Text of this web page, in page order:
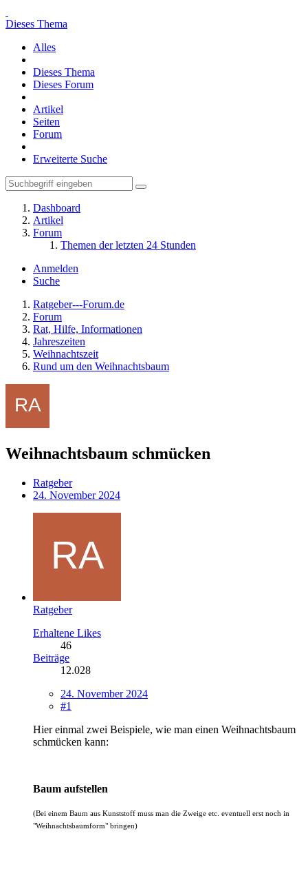
Dieses Thema
Alles
Dieses Thema
Dieses Forum
Artikel
Seiten
Forum
Erweiterte Suche
Dashboard
Artikel
Forum
Themen der letzten 24 Stunden
Anmelden
Suche
Ratgeber---Forum.de
Forum
Rat, Hilfe, Informationen
Jahreszeiten
Weihnachtszeit
Rund um den Weihnachtsbaum
Weihnachtsbaum schmücken
Ratgeber
24. November 2024
Ratgeber
Erhaltene Likes
46
Beiträge
12.028
24. November 2024
#1
Hier einmal zwei Beispiele, wie man einen Weihnachtsbaum
schmücken kann:
Baum aufstellen
(Bei einem Baum aus Kunststoff muss man die Zweige etc. eventuell erst noch in
"Weihnachtsbaumform" bringen)